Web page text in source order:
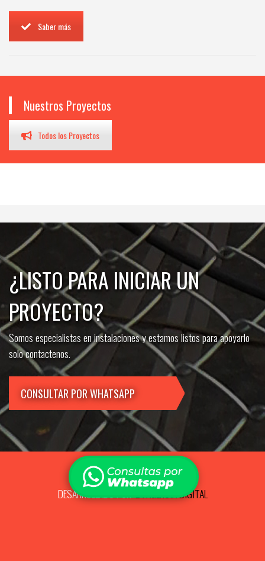
Saber más
Nuestros Proyectos
Todos los Proyectos
¿LISTO PARA INICIAR UN
PROYECTO?
Somos especialistas en instalaciones y estamos listos para apoyarlo
solo contactenos.
CONSULTAR POR WHATSAPP
SÍGUENOS EN FACEBOOK
DESARROLLADO POR: LA AGENCIA DIGITAL